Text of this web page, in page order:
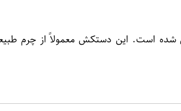
طراحی شده است. این دستکش معمولاً از چرم